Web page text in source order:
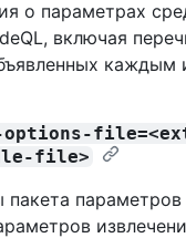
о параметрах
включая
каждым
file>
параметров